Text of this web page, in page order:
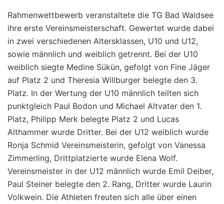
Rahmenwettbewerb veranstaltete die TG Bad Waldsee
ihre erste Vereinsmeisterschaft. Gewertet wurde dabei
in zwei verschiedenen Altersklassen, U10 und U12,
sowie männlich und weiblich getrennt. Bei der U10
weiblich siegte Medine Sükün, gefolgt von Fine Jäger
auf Platz 2 und Theresia Willburger belegte den 3.
Platz. In der Wertung der U10 männlich teilten sich
punktgleich Paul Bodon und Michael Altvater den 1.
Platz, Philipp Merk belegte Platz 2 und Lucas
Althammer wurde Dritter. Bei der U12 weiblich wurde
Ronja Schmid Vereinsmeisterin, gefolgt von Vanessa
Zimmerling, Drittplatzierte wurde Elena Wolf.
Vereinsmeister in der U12 männlich wurde Emil Deiber,
Paul Steiner belegte den 2. Rang, Dritter wurde Laurin
Volkwein. Die Athleten freuten sich alle über einen